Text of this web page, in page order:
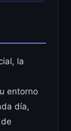
la
entorno
día,